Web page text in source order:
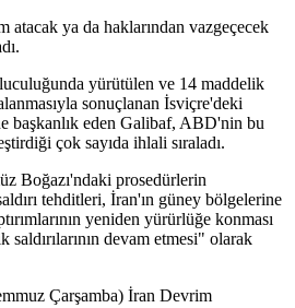
atacak ya da haklarından vazgeçecek
yürütülen ve 14 maddelik
sonuçlanan İsviçre'deki
başkanlık eden Galibaf, ABD'nin bu
çok sayıda ihlali sıraladı.
Boğazı'ndaki prosedürlerin
tehditleri, İran'ın güney bölgelerine
yeniden yürürlüğe konması
devam etmesi" olarak
Çarşamba) İran Devrim